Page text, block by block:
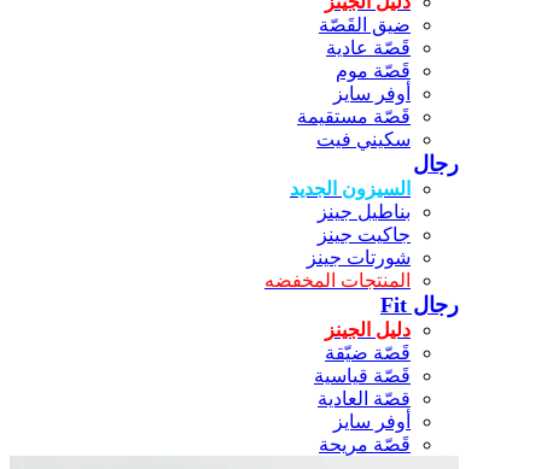
ضيق القَصّة
قَصّة عادية
قَصّة موم
أوفر سايز
قَصّة مستقيمة
سكيني فيت
رجال
السيزون الجديد
بناطيل جينز
جاكيت جينز
شورتات جينز
المنتجات المخفضه
رجال Fit
دليل الجينز
قَصّة ضيّقة
قَصّة قياسية
قصّة العادية
أوفر سايز
قَصّة مريحة